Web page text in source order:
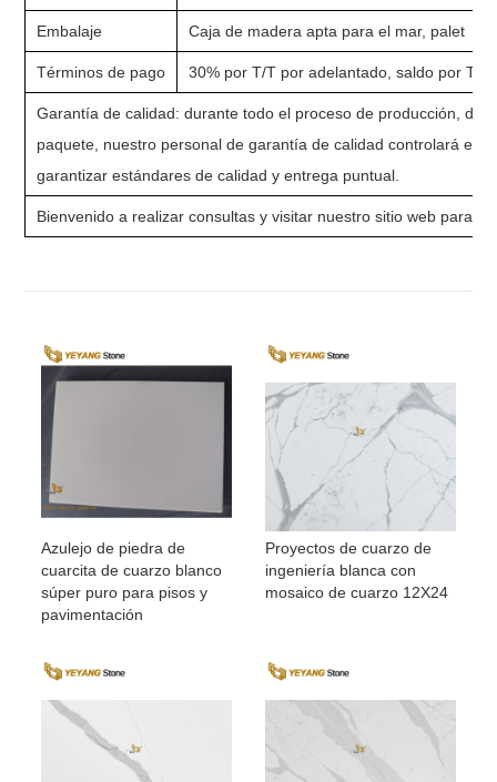
Embalaje Caja de madera apta para el mar, palet
Términos de pago 30% por T/T por adelantado, saldo por T/T
Garantía de calidad: durante todo el proceso de producción,
paquete, nuestro personal de garantía de calidad controlará
garantizar estándares de calidad y entrega puntual.
Bienvenido a realizar consultas y visitar nuestro sitio web para
Azulejo de piedra de
cuarcita de cuarzo blanco
súper puro para pisos y
pavimentación
Proyectos de cuarzo de
ingeniería blanca con
mosaico de cuarzo 12X24